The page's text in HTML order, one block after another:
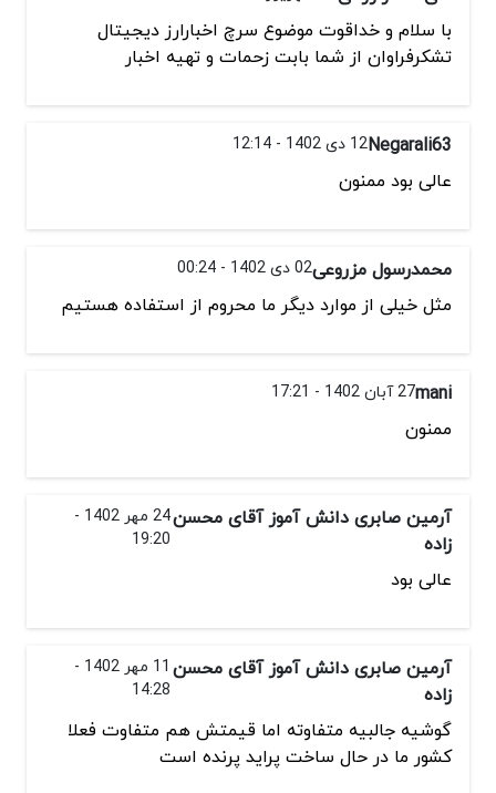
با سلام و خداقوت موضوع سرچ اخبارارز دیجیتال
تشکرفراوان از شما بابت زحمات و تهیه اخبار
Negarali6312 دی 1402 - 12:14
عالی بود ممنون
محمدرسول مزروعی02 دی 1402 - 00:24
مثل خیلی از موارد دیگر ما محروم از استفاده هستیم
mani27 آبان 1402 - 17:21
ممنون
آرمین صابری دانش آموز آقای محسن
زاده
24 مهر 1402 -
19:20
عالی بود
آرمین صابری دانش آموز آقای محسن
زاده
11 مهر 1402 -
14:28
گوشیه جالبیه متفاوته اما قیمتش هم متفاوت فعلا
کشور ما در حال ساخت پراید پرنده است